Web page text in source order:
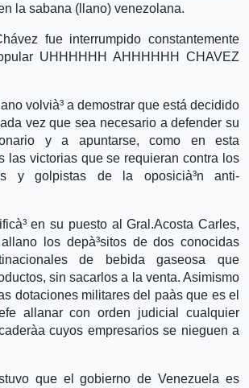
la sabana (llano) venezolana.
fue interrumpido constantemente
UHHHHHH AHHHHHH CHAVEZ
volvià³ a demostrar que está decidido
vez que sea necesario a defender su
y a apuntarse, como en esta
las victorias que se requieran contra los
y golpistas de la oposicià³n anti-
en su puesto al Gral.Acosta Carles,
los depà³sitos de dos conocidas
de bebida gaseosa que
sin sacarlos a la venta. Asimismo
dotaciones militares del paà­s que es el
allanar con orden judicial cualquier
cuyos empresarios se nieguen a
que el gobierno de Venezuela es